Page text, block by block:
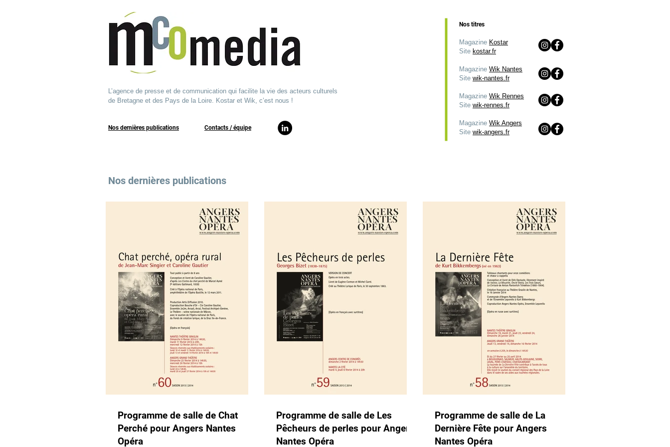
L’agence de presse et de communication qui facilite la vie des acteurs culturels
de Bretagne et des Pays de la Loire. Kostar et Wik, c’est nous !
Nos dernières publications ​Contacts / équipe​
Nos titres
Magazine Kostar
Site kostar.fr
Magazine Wik Nantes
Site wik-nantes.fr
Magazine Wik Rennes
Site wik-rennes.fr
Magazine Wik Angers
Site wik-angers.fr
Nos dernières publications
Programme de salle de Chat
Perché pour Angers Nantes
Opéra
Programme de salle de Les
Pêcheurs de perles pour Angers
Nantes Opéra
Programme de salle de La
Dernière Fête pour Angers
Nantes Opéra